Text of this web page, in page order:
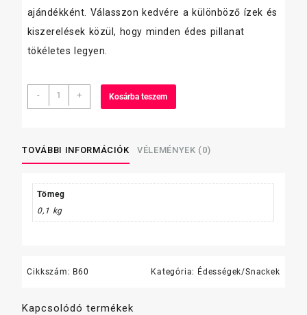
ajándékként. Válasszon kedvére a különböző ízek és
kiszerelések közül, hogy minden édes pillanat
tökéletes legyen.
-
3bit
46g
mennyiség
+ Kosárba teszem
TOVÁBBI INFORMÁCIÓK VÉLEMÉNYEK (0)
Tömeg
0,1 kg
Cikkszám: B60 Kategória: Édességek/Snackek
Kapcsolódó termékek